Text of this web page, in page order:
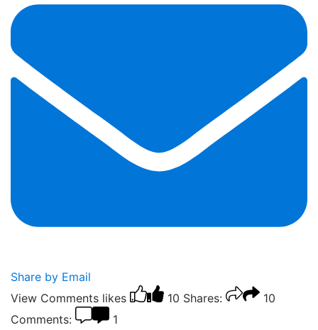
Share by Email
View Comments likes 10 Shares:
10
Comments:
1